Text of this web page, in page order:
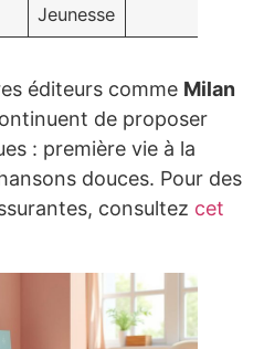
Jeunesse
éditeurs comme Milan
de proposer
: première vie à la
douces. Pour des
consultez cet